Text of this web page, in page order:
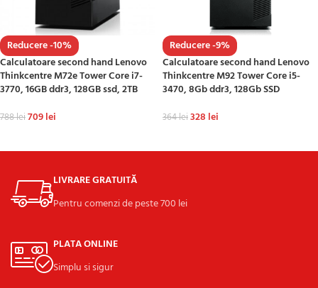
Reducere -10%
Calculatoare second hand Lenovo
Thinkcentre M72e Tower Core i7-
3770, 16GB ddr3, 128GB ssd, 2TB
788lei709lei
Reducere -9%
Calculatoare second hand Lenovo
Thinkcentre M92 Tower Core i5-
3470, 8Gb ddr3, 128Gb SSD
364lei328 lei
LIVRARE GRATUITĂ
Pentru comenzi de peste 700 lei
PLATA ONLINE
Simplu si sigur